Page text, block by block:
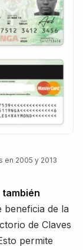
en 2005 y 2013
también
beneficia de la
de Claves
permite